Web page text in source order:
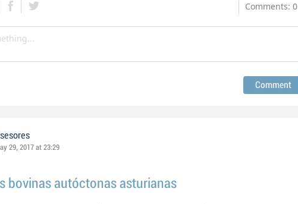
Comments: 0
29, 2017 at 23:29
bovinas autóctonas asturianas